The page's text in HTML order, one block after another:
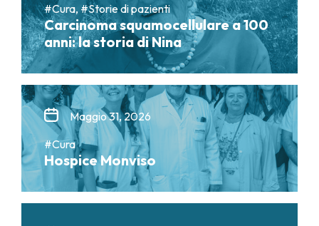
#Cura, #Storie di pazienti
Carcinoma squamocellulare a 100
anni: la storia di Nina
Maggio 31, 2026
#Cura
Hospice Monviso